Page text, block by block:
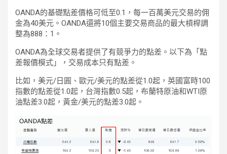
OANDA的基礎點差價格可低至0.1，每一百萬美元交易的佣
金為40美元。OANDA還將10個主要交易商品的最大槓桿調
整為888：1。
OANDA為全球交易者提供了有競爭力的點差。以下為「點
差報價模式」，交易成本只有點差。
比如，美元/日圓、歐元/美元的點差從1.0起，英國富時100
指數的點差從1.0起，台灣指數0.5起，布蘭特原油和WTI原
油點差3.0起，黃金/美元的點差3.0起。